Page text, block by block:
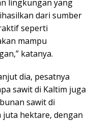
lingkungan yang
dari sumber
seperti
mampu
katanya.
dia, pesatnya
sawit di Kaltim juga
sawit di
hektare, dengan